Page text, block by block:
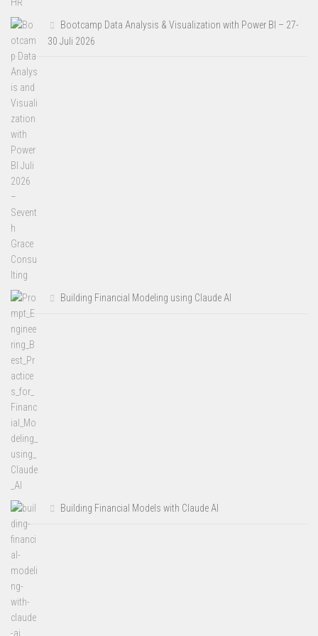
Bootcamp Data Analysis & Visualization with Power BI – 27-
30 Juli 2026
Building Financial Modeling using Claude AI
Building Financial Models with Claude AI